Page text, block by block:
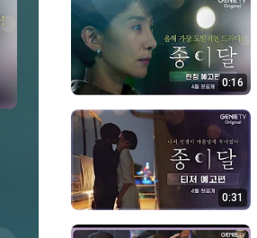
0:16
0:31